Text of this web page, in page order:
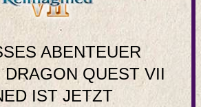
ABENTEUER
DRAGON QUEST VII
IST JETZT